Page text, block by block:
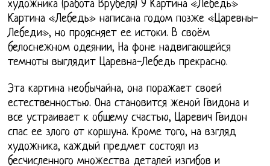
художника (работа Врубеля) 9 Картина «Лебедь»
Картина «Лебедь» написана годом позже «Царевны-
Лебеди», но проясняет ее истоки. В своём
белоснежном одеянии, На фоне надвигающейся
темноты выглядит Царевна-Лебедь прекрасно.
Эта картина необычайна, она поражает своей
естественностью. Она становится женой Гвидона и
все устраивает к общему счастью, Царевич Гвидон
спас ее злого от коршуна. Кроме того, на взгляд
художника, каждый предмет состоял из
бесчисленного множества деталей изгибов и